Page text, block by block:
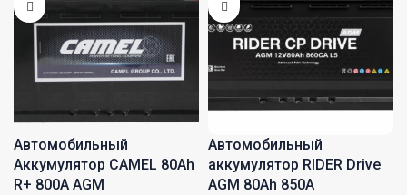
Автомобильный
Аккумулятор CAMEL 80Ah
R+ 800A AGM
Автомобильный
аккумулятор RIDER Drive
AGM 80Ah 850A